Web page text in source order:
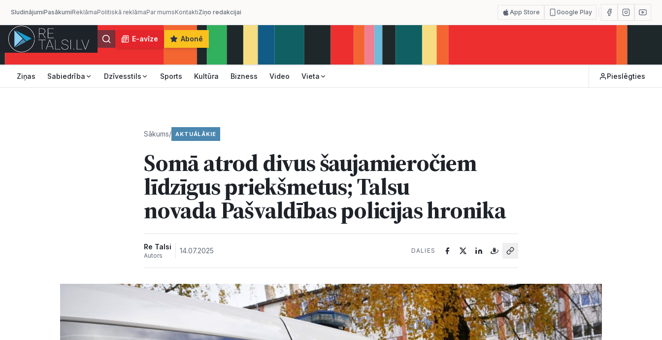
SludinājumiPasākumiReklāmaPolitiskā reklāmaPar mumsKontaktiZiņo redakcijai App Store Google Play
E-avīze Abonē
Ziņas Sabiedrība Dzīvesstils Sports Kultūra Bizness Video Vieta Pieslēgties
Sākums/ AKTUĀLĀKIE
Somā atrod divus šaujamieročiem
līdzīgus priekšmetus; Talsu
novada Pašvaldības policijas hronika
Re Talsi
Autors
14.07.2025 DALIES